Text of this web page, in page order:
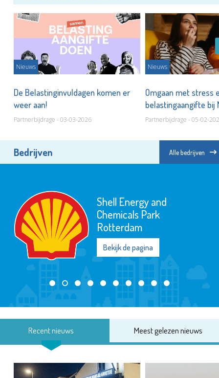
Nieuws
De Belastinginvuldagen komen er
weer aan!
Partnerbijdrage - 03-03-2026
Nieuws
Omgaan met stress
belastingaangifte bij
Partnerbijdrage - 05-02-
Bedrijven Alle bedrijven
Shell Energy and
Chemicals Park
Rotterdam
Bekijk de pagina
Recent nieuws Meest gelezen nieuws